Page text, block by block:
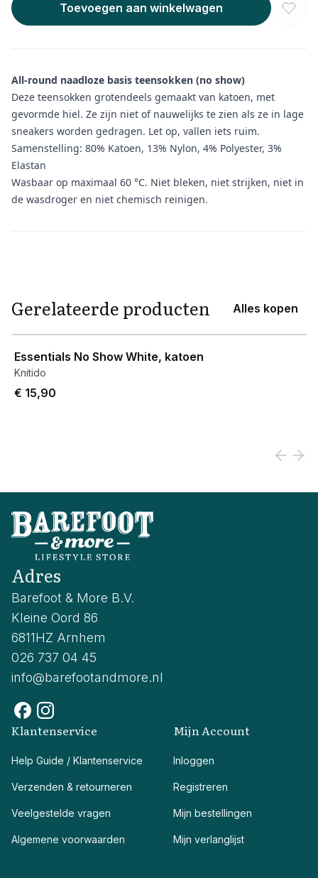
Toevoegen aan winkelwagen
All-round naadloze basis teensokken (no show)
Deze teensokken grotendeels gemaakt van katoen, met
gevormde hiel. Ze zijn niet of nauwelijks te zien als ze in lage
sneakers worden gedragen. Let op, vallen iets ruim.
Samenstelling: 80% Katoen, 13% Nylon, 4% Polyester, 3%
Elastan
Wasbaar op maximaal 60 °C. Niet bleken, niet strijken, niet in
de wasdroger en niet chemisch reinigen.
Gerelateerde producten Alles kopen
Essentials No Show White, katoen
Knitido
€ 15,90
Adres
Barefoot & More B.V.
Kleine Oord 86
6811HZ Arnhem
026 737 04 45
info@barefootandmore.nl
Klantenservice
Help Guide / Klantenservice
Verzenden & retourneren
Veelgestelde vragen
Algemene voorwaarden
Mijn Account
Inloggen
Registreren
Mijn bestellingen
Mijn verlanglijst